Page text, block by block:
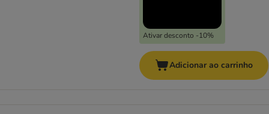
Ativar desconto -10%
Adicionar ao carrinho